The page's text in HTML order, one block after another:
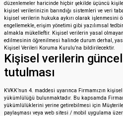
düzenlemeler haricinde hiçbir şekilde üçüncü
kişisel verilerinizin barındığı sistemleri ve veri
kişisel verilerin hukuka aykırı olarak işlenmesini
engellemekle, erişim yönetimi gibi yazılımsal
almakla mükelleftir. Kişisel verilerin yasal
edilmesinin öğrenilmesi halinde durum derhal,
Kişisel Verileri Koruma Kurulu’na bildirilecektir.
Kişisel verilerin
tutulması
KVKK’nun 4. maddesi uyarınca Firmamızın
yükümlülüğü bulunmaktadır. Bu kapsamda
yükümlülüklerini yerine getirebilmesi için
paylaşması veya web sitesi / mobil uygulama